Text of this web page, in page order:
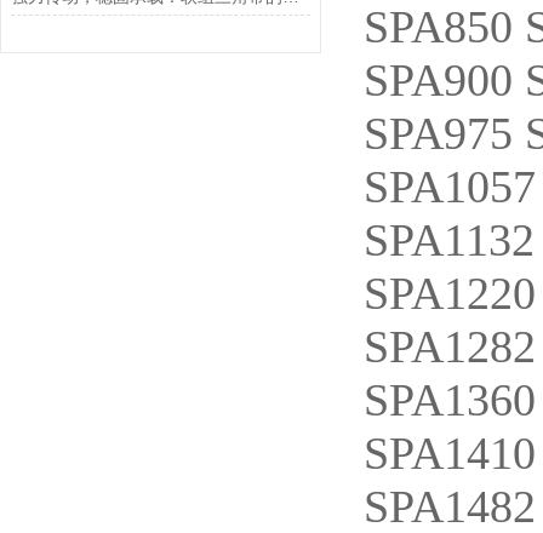
SPA850
SPA900
SPA975